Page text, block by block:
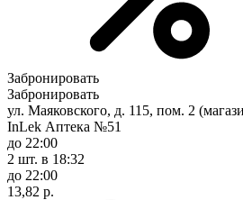
Забронировать
Забронировать
ул. Маяковского, д. 115, пом. 2
InLek Аптека №51
до 22:00
2 шт. в 18:32
до 22:00
13,82 р.